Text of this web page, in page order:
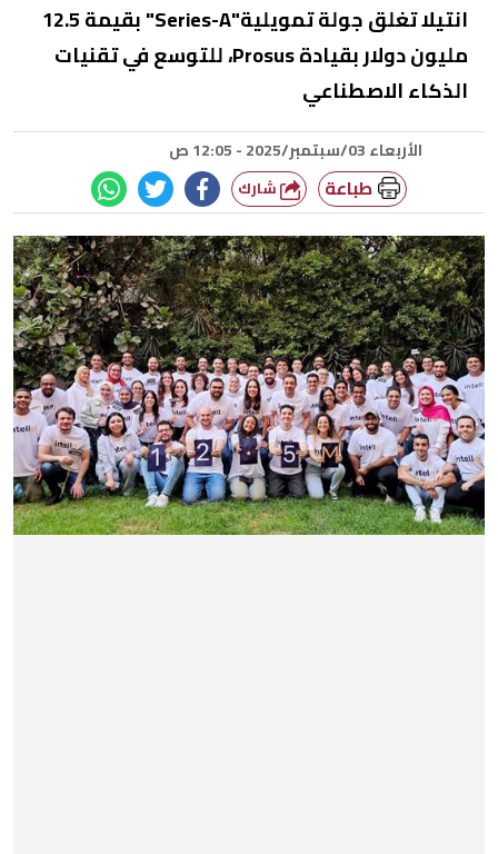
انتيلا تغلق جولة تمويلية"Series-A" بقيمة 12.5
مليون دولار بقيادة Prosus، للتوسع في تقنيات
الذكاء الاصطناعي
الأربعاء 03/سبتمبر/2025 - 12:05 ص
طباعة